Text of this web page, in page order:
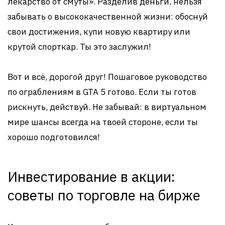
забывать о высококачественной жизни: обоснуй
свои достижения, купи новую квартиру или
крутой спорткар. Ты это заслужил!
Вот и всё, дорогой друг! Пошаговое руководство
по ограблениям в GTA 5 готово. Если ты готов
рискнуть, действуй. Не забывай: в виртуальном
мире шансы всегда на твоей стороне, если ты
хорошо подготовился!
Инвестирование в акции:
советы по торговле на бирже